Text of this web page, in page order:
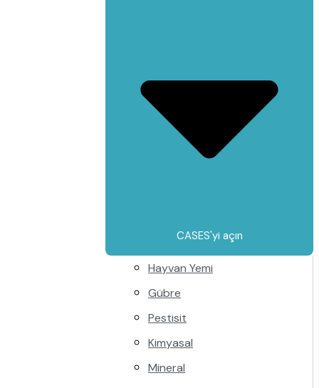
CASES'yi açın
Hayvan Yemi
Gübre
Pestisit
Kimyasal
Mineral